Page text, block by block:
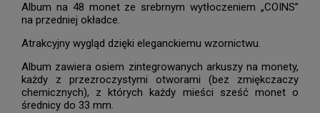
Album na 48 monet ze srebrnym wytłoczeniem „COINS”
na przedniej okładce.
Atrakcyjny wygląd dzięki eleganckiemu wzornictwu.
Album zawiera osiem zintegrowanych arkuszy na monety,
każdy z przezroczystymi otworami (bez zmiękczaczy
chemicznych), z których każdy mieści sześć monet o
średnicy do 33 mm.